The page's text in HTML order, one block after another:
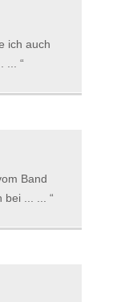
ich auch
...
Band
bei ... ...